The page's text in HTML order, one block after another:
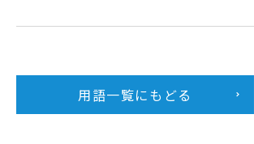
用語一覧にもどる